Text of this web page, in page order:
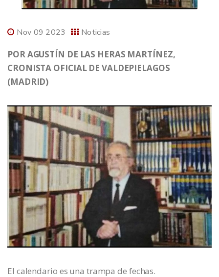
Nov 09 2023 Noticias
POR AGUSTÍN DE LAS HERAS MARTÍNEZ,
CRONISTA OFICIAL DE VALDEPIELAGOS
(MADRID)
El calendario es una trampa de fechas.